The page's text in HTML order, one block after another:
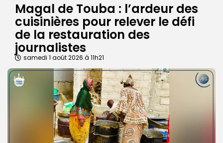
Magal de Touba : l’ardeur des
cuisinières pour relever le défi
de la restauration des
journalistes
samedi 1 août 2026 à 11h21